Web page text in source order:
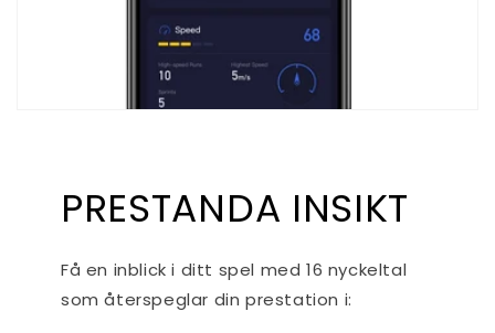
PRESTANDA INSIKT
Få en inblick i ditt spel med 16 nyckeltal
som återspeglar din prestation i: